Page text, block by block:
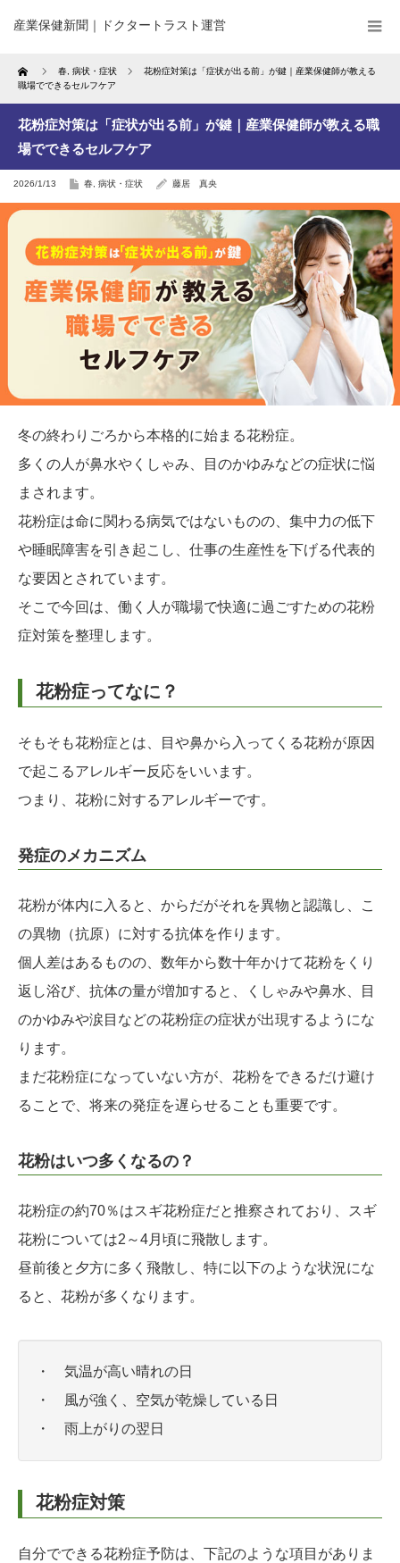
産業保健新聞｜ドクタートラスト運営
Home 春 病状・症状
花粉症対策は「症状が出る前」が鍵｜産業保健師が教える
職場でできるセルフケア
花粉症対策は「症状が出る前」が鍵｜産業保健師が教える職
場でできるセルフケア
2026/1/13 春 病状・症状 藤居 真央
冬の終わりごろから本格的に始まる花粉症。
多くの人が鼻水やくしゃみ、目のかゆみなどの症状に悩
まされます。
花粉症は命に関わる病気ではないものの、集中力の低下
や睡眠障害を引き起こし、仕事の生産性を下げる代表的
な要因とされています。
そこで今回は、働く人が職場で快適に過ごすための花粉
症対策を整理します。
花粉症ってなに？
そもそも花粉症とは、目や鼻から入ってくる花粉が原因
で起こるアレルギー反応をいいます。
つまり、花粉に対するアレルギーです。
発症のメカニズム
花粉が体内に入ると、からだがそれを異物と認識し、こ
の異物（抗原）に対する抗体を作ります。
個人差はあるものの、数年から数十年かけて花粉をくり
返し浴び、抗体の量が増加すると、くしゃみや鼻水、目
のかゆみや涙目などの花粉症の症状が出現するようにな
ります。
まだ花粉症になっていない方が、花粉をできるだけ避け
ることで、将来の発症を遅らせることも重要です。
花粉はいつ多くなるの？
花粉症の約70％はスギ花粉症だと推察されており、スギ
花粉については2～4月頃に飛散します。
昼前後と夕方に多く飛散し、特に以下のような状況にな
ると、花粉が多くなります。
・ 気温が高い晴れの日
・ 風が強く、空気が乾燥している日
・ 雨上がりの翌日
花粉症対策
自分でできる花粉症予防は、下記のような項目がありま